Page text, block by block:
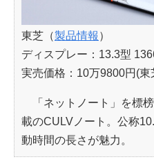
東芝（製品情報 ）
ディスプレー：13.3型
実売価格：10万9800円(
「ネットノート」を標
載のCULVノート。公称
動時間の長さが魅力。